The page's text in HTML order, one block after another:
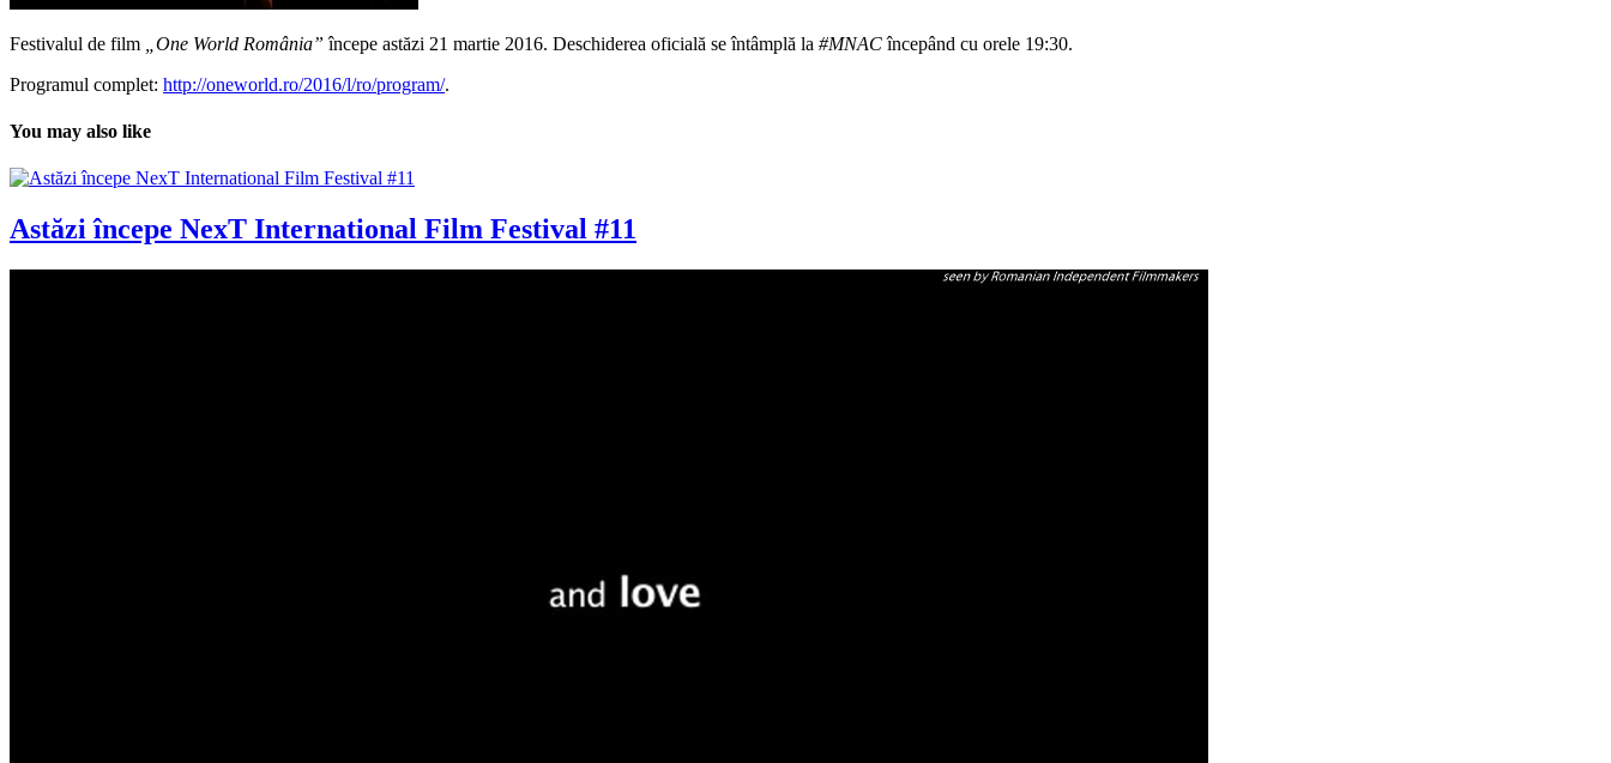
Festivalul de film „One World România”începe astăzi 21 martie 2016. Deschiderea oficială se întâmplă la #MNACîncepând cu orele 19:30.
Programul complet: http://oneworld.ro/2016/l/ro/program/.
You may also like
Astăzi începe NexT International Film Festival #11